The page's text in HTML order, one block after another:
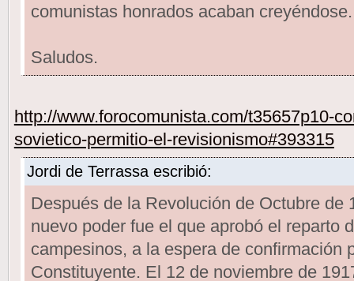
comunistas honrados acaban creyéndose.
Saludos.
http://www.forocomunista.com/t35657p10-
sovietico-permitio-el-revisionismo#393315
Jordi de Terrassa escribió:
Después de la Revolución de Octubre de
nuevo poder fue el que aprobó el reparto
campesinos, a la espera de confirmación
Constituyente. El 12 de noviembre de